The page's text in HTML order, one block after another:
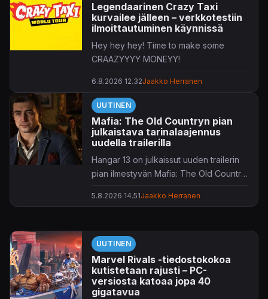
Legendaarinen Crazy Taxi
kurvailee jälleen – verkkotestiin
ilmoittautuminen käynnissä
Hey hey hey! Time to make some
CRAAZYYYY MONEYY!
6.8.2026 12.32Jaakko Herranen
UUTINEN
Mafia: The Old Countryn pian
julkaistava tarinalaajennus
uudella trailerilla
Hangar 13 on julkaissut uuden trailerin
pian ilmestyvän Mafia: The Old Country
5.8.2026 14.51Jaakko Herranen
UUTINEN
Marvel Rivals -tiedostokokoa
kutistetaan rajusti – PC-
versiosta katoaa jopa 40
gigatavua